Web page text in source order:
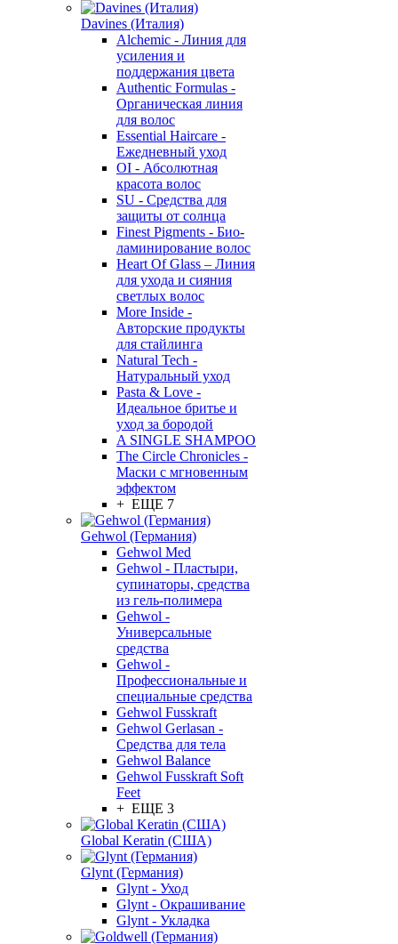
Davines (Италия)
Alchemic - Линия для
усиления и
поддержания цвета
Authentic Formulas -
Органическая линия
для волос
Essential Haircare -
Eжедневный уход
OI - Абсолютная
красота волос
SU - Средства для
защиты от солнца
Finest Pigments - Био-
ламинирование волос
Heart Of Glass – Линия
для ухода и сияния
светлых волос
More Inside -
Авторские продукты
для стайлинга
Natural Tech -
Натуральный уход
Pasta & Love -
Идеальное бритье и
уход за бородой
A SINGLE SHAMPOO
The Circle Chronicles -
Маски с мгновенным
эффектом
+ ЕЩЕ 7
Gehwol (Германия)
Gehwol Med
Gehwol - Пластыри,
супинаторы, средства
из гель-полимера
Gehwol -
Универсальные
средства
Gehwol -
Профессиональные и
специальные средства
Gehwol Fusskraft
Gehwol Gerlasan -
Средства для тела
Gehwol Balance
Gehwol Fusskraft Soft
Feet
+ ЕЩЕ 3
Global Keratin (США)
Glynt (Германия)
Glynt - Уход
Glynt - Окрашивание
Glynt - Укладка